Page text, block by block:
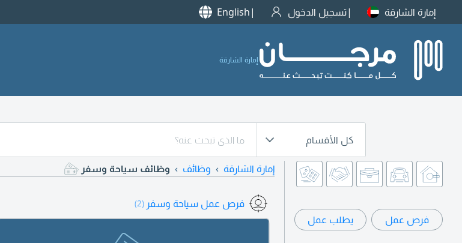
إمارة الشارقة تسجيل الدخول English
إمارة الشارقة
كل الأقسام
فرص عمل يطلب عمل
إمارة الشارقة وظائف وظائف سياحة وسفر
فرص عمل سياحة وسفر (2)